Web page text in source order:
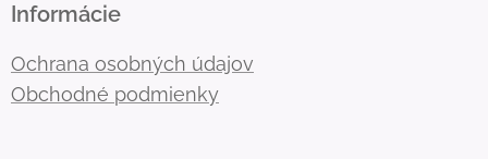
Informácie
Ochrana osobných údajov
Obchodné podmienky